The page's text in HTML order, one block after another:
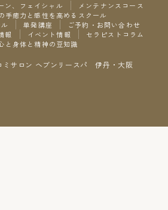
知識
ン、フェイシャル
メンテナンスコース
手癒力と感性を高めるスクール
単発講座
ご予約・お問い合わせ
報 イベント情報
セラピストコラム
と身体と精神の豆知識
ミサロン ヘブンリースパ 伊丹・大阪